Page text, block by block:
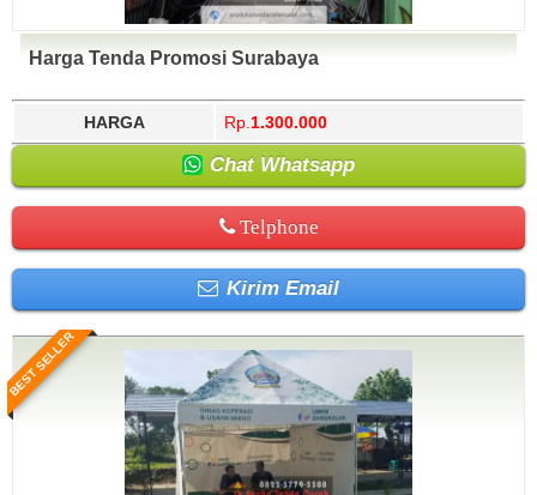
Harga Tenda Promosi Surabaya
HARGA Rp. 1.300.000
Chat Whatsapp
Telphone
Kirim Email
BEST SELLER